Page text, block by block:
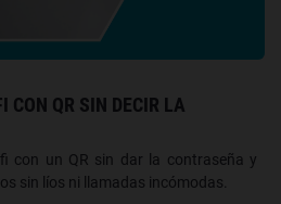
CON QR SIN DECIR LA
con un QR sin dar la contraseña y
sin líos ni llamadas incómodas.